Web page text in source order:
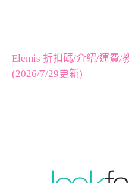
Elemis 折扣碼/介紹/運費/
(2026/7/29更新)